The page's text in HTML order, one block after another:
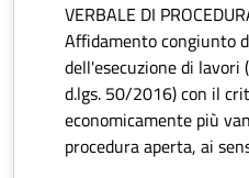
VERBALE DI
Affidamento congiunto
dell'esecuzione di lavori
d.lgs. 50/2016) con il
economicamente più
procedura aperta, ai